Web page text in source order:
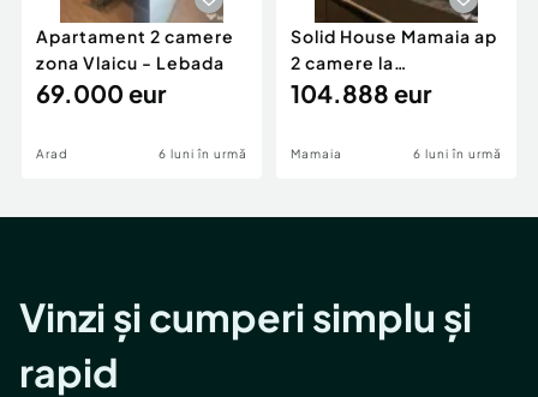
Apartament 2 camere
zona Vlaicu - Lebada
69.000 eur
Arad 6 luni în urmă
Solid House Mamaia ap
2 camere la
cheie,langa Mega
104.888 eur
Mamaia 6 luni în urmă
Vinzi și cumperi simplu și
rapid